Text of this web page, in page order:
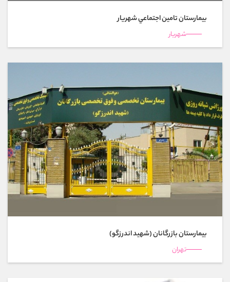
بیمارستان تامين اجتماعي شهريار
شهريار
بیمارستان بازرگانان (شهيد اندرزگو)
تهران